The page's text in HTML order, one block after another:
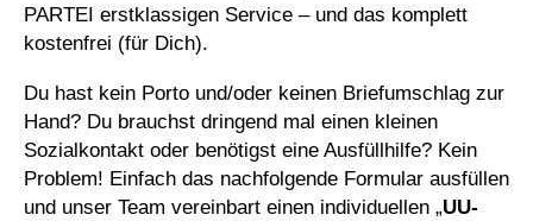
PARTEI erstklassigen Service – und das komplett
kostenfrei (für Dich).
Du hast kein Porto und/oder keinen Briefumschlag zur
Hand? Du brauchst dringend mal einen kleinen
Sozialkontakt oder benötigst eine Ausfüllhilfe? Kein
Problem! Einfach das nachfolgende Formular ausfüllen
und unser Team vereinbart einen individuellen „UU-